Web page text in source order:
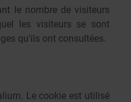
le nombre de visiteurs
les visiteurs se sont
qu'ils ont consultées.
Le cookie est utilisé